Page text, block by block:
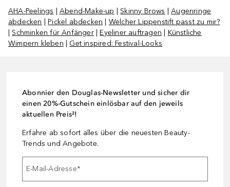
AHA-Peelings |Abend-Make-up |Skinny Brows |Augenringe
abdecken |Pickel abdecken
Welcher Lippenstift passt zu mir?
|Schminken für Anfänger|Eyeliner auftragen
Künstliche
Wimpern kleben
Get inspired: Festival-Looks
Abonnier den Douglas-Newsletter und sicher dir
einen 20%-Gutschein einlösbar auf den jeweils
aktuellen Preis²!
Erfahre ab sofort alles über die neuesten Beauty-
Trends und Angebote.
E-Mail-Adresse*